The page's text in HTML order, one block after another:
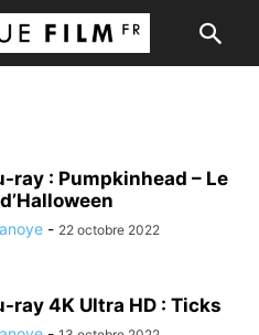
ray : Pumpkinhead – Le
- 22 octobre 2022
ray 4K Ultra HD : Ticks